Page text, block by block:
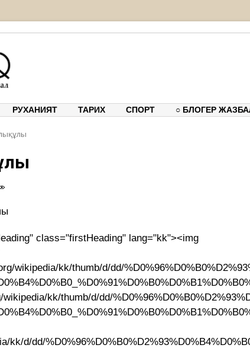
РУХАНИЯТ ТАРИХ СПОРТ ○ БЛОГЕР
class="firstHeading" lang="kk"><img
wikipedia/kk/thumb/d/dd/
kk/thumb/d/dd/
kk/d/dd/